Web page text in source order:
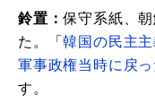
鈴置：保守系紙、
た。「韓国の民主
軍事政権当時に戻っ
す。